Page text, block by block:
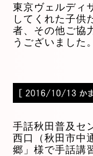
東京ヴェルディ
してくれた子供
者、その他ご協
うございました。
手話秋田普及セ
西口（秋田市中
郷」様で手話講